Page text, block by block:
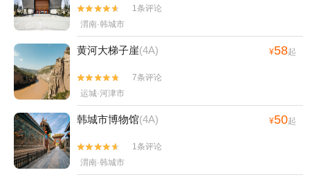


1条评论
渭南·韩城市
黄河大梯子崖(4A) ¥58起


7条评论
运城·河津市
韩城市博物馆(4A) ¥50起


1条评论
渭南·韩城市